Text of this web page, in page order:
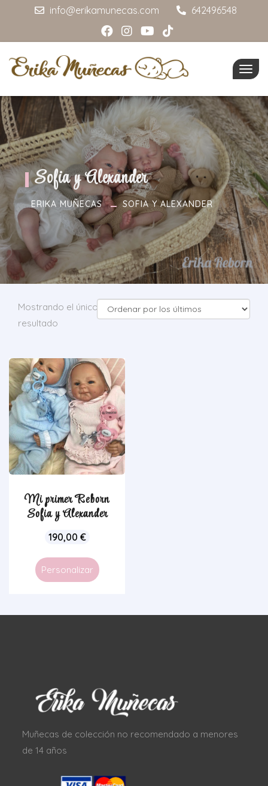
info@erikamunecas.com 642496548
Sofia y Alexander
ERIKA MUÑECAS SOFIA Y ALEXANDER
Mostrando el único
resultado
Mi primer Reborn
Sofia y Alexander
190,00 €
Personalizar
Muñecas de colección no recomendado a menores
de 14 años